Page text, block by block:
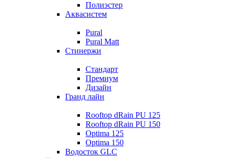
Полиэстер
Аквасистем
Pural
Pural Matt
Стинержи
Стандарт
Премиум
Дизайн
Гранд лайн
Rooftop dRain PU 125
Rooftop dRain PU 150
Optima 125
Optima 150
Водосток GLC